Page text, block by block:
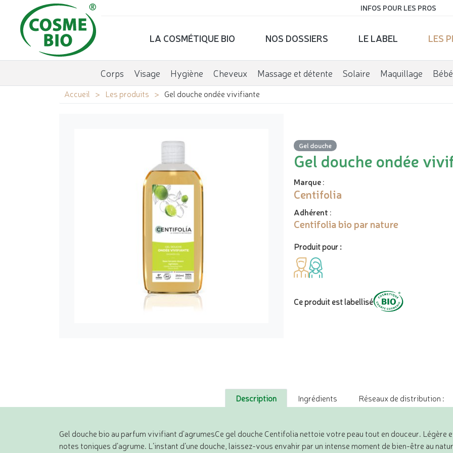
INFOS POUR LES PROS
LA COSMÉTIQUE BIO NOS DOSSIERS LE LABEL LES
Corps Visage Hygiène Cheveux Massage et détente Solaire Maquillage Bébé
Accueil Les produits Gel douche ondée vivifiante
Gel douche
Gel douche ondée
Marque:
Centifolia
Adhérent :
Centifolia bio par nature
Produit pour :
Ce produit est labellisé
Description Ingrédients Réseaux de distribution :
Gel douche bio au parfum vivifiant d'agrumesCe gel douche Centifolia nettoie votre peau tout en douceur. Légère
notes toniques d’agrume. L’instant d’une douche, laissez-vous envahir par un intense moment de bien-être au